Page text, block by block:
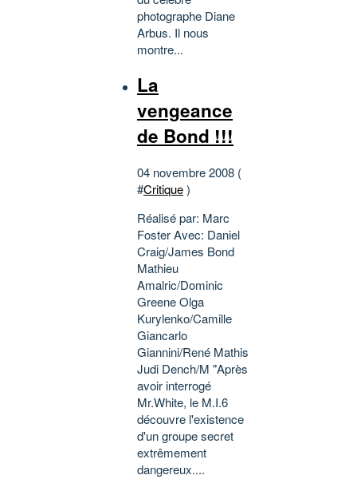
photographe Diane
Arbus. Il nous
montre...
La
vengeance
de Bond !!!
04 novembre 2008 (
#Critique)
Réalisé par: Marc
Foster Avec: Daniel
Craig/James Bond
Mathieu
Amalric/Dominic
Greene Olga
Kurylenko/Camille
Giancarlo
Giannini/René Mathis
Judi Dench/M "Après
avoir interrogé
Mr.White, le M.I.6
découvre l'existence
d'un groupe secret
extrêmement
dangereux....